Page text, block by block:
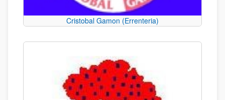
Cristobal Gamon (Errenteria)